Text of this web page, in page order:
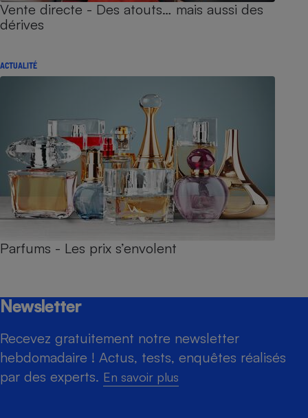
Vente directe - Des atouts… mais aussi des
dérives
ACTUALITÉ
Parfums - Les prix s’envolent
Newsletter
Recevez gratuitement notre newsletter
hebdomadaire ! Actus, tests, enquêtes réalisés
par des experts. En savoir plus